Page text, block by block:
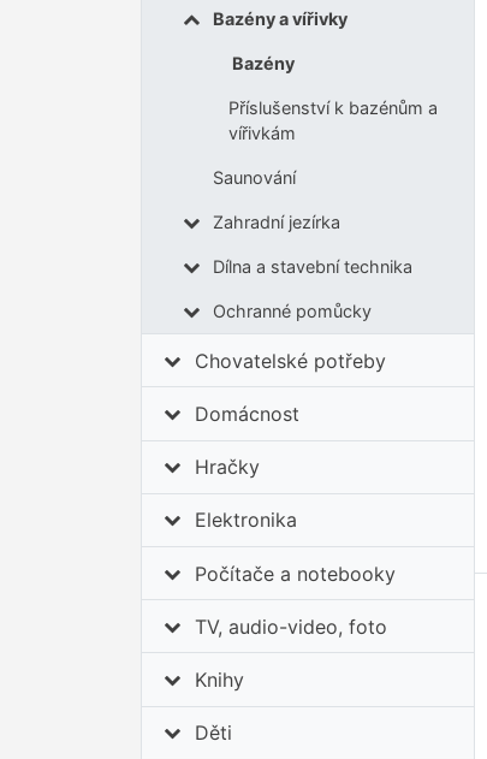
Bazény a vířivky
Bazény
Příslušenství k bazénům a
vířivkám
Saunování
Zahradní jezírka
Dílna a stavební technika
Ochranné pomůcky
Chovatelské potřeby
Domácnost
Hračky
Elektronika
Počítače a notebooky
TV, audio-video, foto
Knihy
Děti